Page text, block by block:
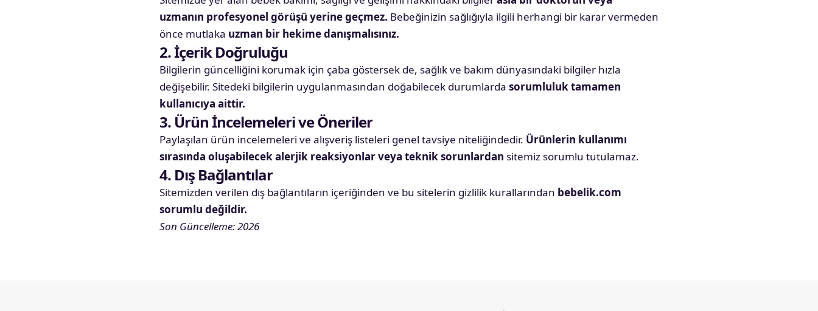
uzmanın profesyonel görüşü yerine geçmez. Bebeğinizin sağlığıyla ilgili herhangi bir karar vermeden
önce mutlaka uzman bir hekime danışmalısınız.
2. İçerik Doğruluğu
Bilgilerin güncelliğini korumak için çaba göstersek de, sağlık ve bakım dünyasındaki bilgiler hızla
değişebilir. Sitedeki bilgilerin uygulanmasından doğabilecek durumlarda sorumluluk tamamen
kullanıcıya aittir.
3. Ürün İncelemeleri ve Öneriler
Paylaşılan ürün incelemeleri ve alışveriş listeleri genel tavsiye niteliğindedir. Ürünlerin kullanımı
sırasında oluşabilecek alerjik reaksiyonlar veya teknik sorunlardan sitemiz sorumlu tutulamaz.
4. Dış Bağlantılar
Sitemizden verilen dış bağlantıların içeriğinden ve bu sitelerin gizlilik kurallarından bebelik.com
sorumlu değildir.
Son Güncelleme: 2026